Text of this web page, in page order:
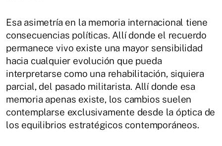
Esa asimetría en la memoria internacional tiene
consecuencias políticas. Allí donde el recuerdo
permanece vivo existe una mayor sensibilidad
hacia cualquier evolución que pueda
interpretarse como una rehabilitación, siquiera
parcial, del pasado militarista. Allí donde esa
memoria apenas existe, los cambios suelen
contemplarse exclusivamente desde la óptica de
los equilibrios estratégicos contemporáneos.